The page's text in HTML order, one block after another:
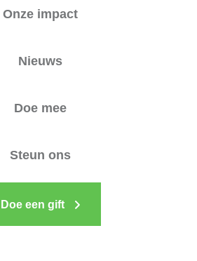
Onze impact
Nieuws
Doe mee
Steun ons
Doe een gift